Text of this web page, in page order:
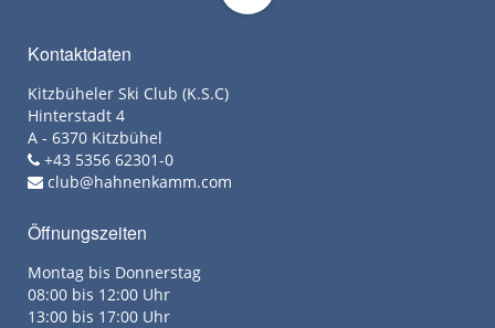
Kontaktdaten
Kitzbüheler Ski Club (K.S.C)
Hinterstadt 4
A - 6370 Kitzbühel
+43 5356 62301-0
club@hahnenkamm.com
Öffnungszeiten
Montag bis Donnerstag
08:00 bis 12:00 Uhr
13:00 bis 17:00 Uhr